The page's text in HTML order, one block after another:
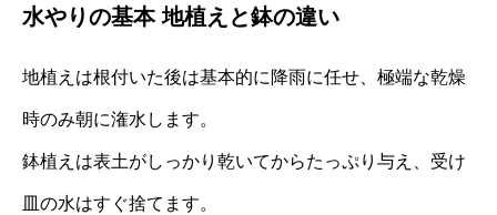
水やりの基本 地植えと鉢の違い
地植えは根付いた後は基本的に降雨に任せ、極端な乾燥
時のみ朝に潅水します。
鉢植えは表土がしっかり乾いてからたっぷり与え、受け
皿の水はすぐ捨てます。